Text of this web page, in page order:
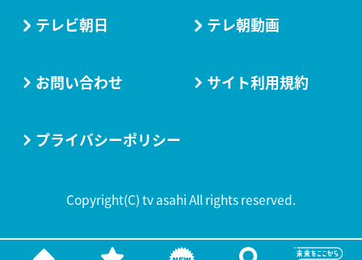
テレビ朝日 テレ朝動画
お問い合わせ サイト利用規約
プライバシーポリシー
Copyright(C) tv asahi All rights reserved.